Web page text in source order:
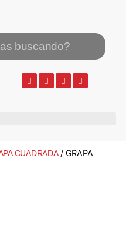
CUADRADA/ GRAPA